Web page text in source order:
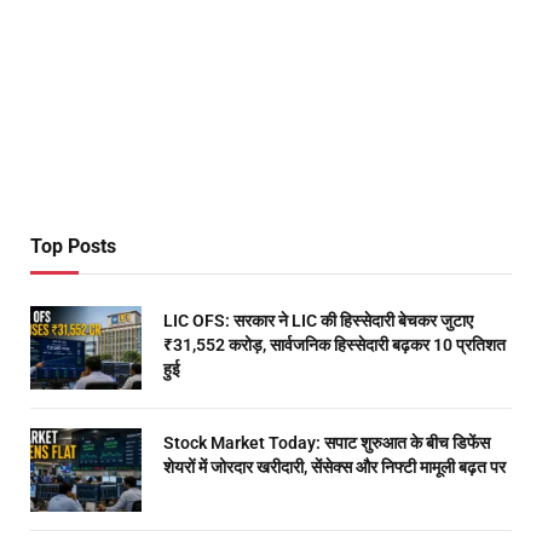
Top Posts
LIC OFS: सरकार ने LIC की हिस्सेदारी बेचकर जुटाए
₹31,552 करोड़, सार्वजनिक हिस्सेदारी बढ़कर 10 प्रतिशत
हुई
Stock Market Today: सपाट शुरुआत के बीच डिफेंस
शेयरों में जोरदार खरीदारी, सेंसेक्स और निफ्टी मामूली बढ़त पर